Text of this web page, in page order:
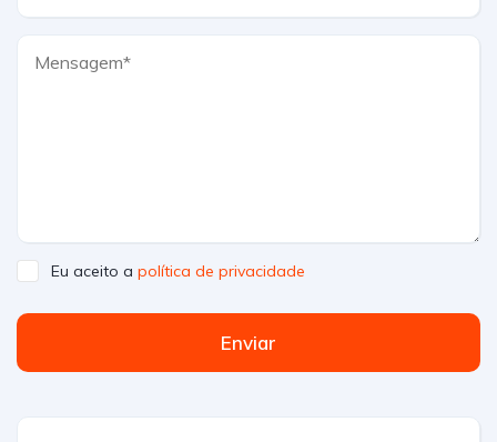
Eu aceito a política de privacidade
Enviar